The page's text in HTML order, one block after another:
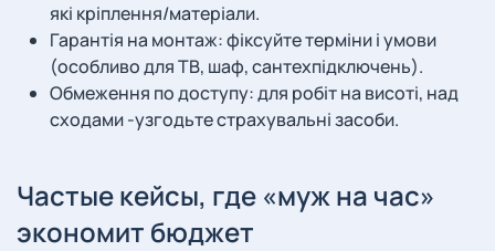
які кріплення/матеріали.
Гарантія на монтаж: фіксуйте терміни і умови
(особливо для ТВ, шаф, сантехпідключень).
Обмеження по доступу: для робіт на висоті, над
сходами -узгодьте страхувальні засоби.
Частые кейсы, где «муж на час»
экономит бюджет